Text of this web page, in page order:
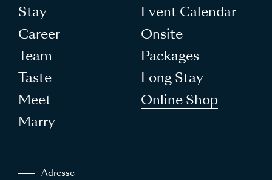
Stay
Career
Team
Taste
Meet
Marry
Event Calendar
Onsite
Packages
Long Stay
Online Shop
Adresse